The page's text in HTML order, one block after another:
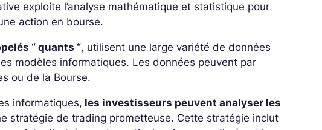
exploite l’analyse mathématique et statistique pour
action en bourse.
“ quants “, utilisent une large variété de données
modèles informatiques. Les données peuvent par
ou de la Bourse.
informatiques, les investisseurs peuvent analyser les
stratégie de trading prometteuse. Cette stratégie inclut